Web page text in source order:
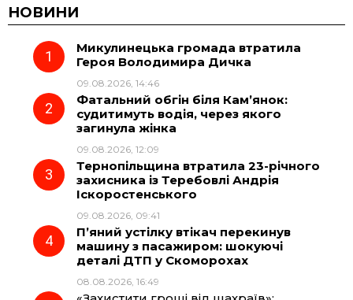
c
e
o
o
e
g
r
a
t
p
НОВИНИ
Микулинецька громада втратила
Героя Володимира Дичка
09.08.2026, 14:46
Фатальний обгін біля Кам’янок:
судитимуть водія, через якого
загинула жінка
09.08.2026, 12:09
Тернопільщина втратила 23-річного
захисника із Теребовлі Андрія
Іскоростенського
09.08.2026, 09:41
П’яний устілку втікач перекинув
машину з пасажиром: шокуючі
деталі ДТП у Скоморохах
08.08.2026, 16:49